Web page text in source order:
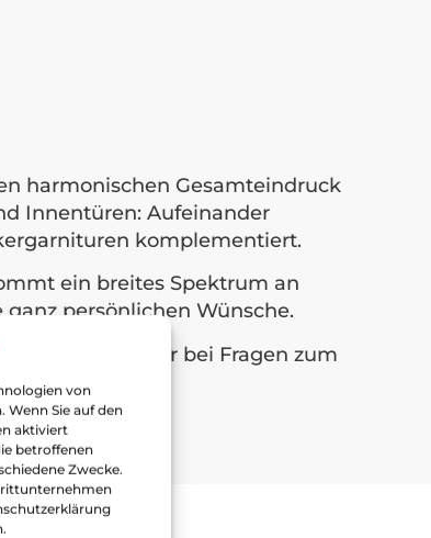
von
Sie auf den
aktiviert
betroffenen
Zwecke.
harmonischen Gesamteindruck
Innentüren: Aufeinander
komplementiert.
ein breites Spektrum an
persönlichen Wünsche.
oder bei Fragen zum